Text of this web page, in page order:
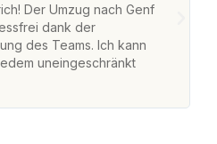
Der Umzug nach Genf
dank der
des Teams. Ich kann
uneingeschränkt